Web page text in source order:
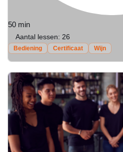
50 min
Aantal lessen: 26
Bediening Certificaat Wijn